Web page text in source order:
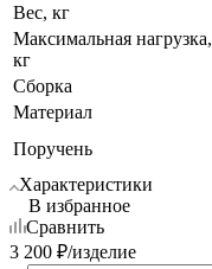
Вес, кг
Максимальная нагрузка,
кг
Сборка
Материал
Поручень
Характеристики
В избранное
Сравнить
3 200 ₽/изделие